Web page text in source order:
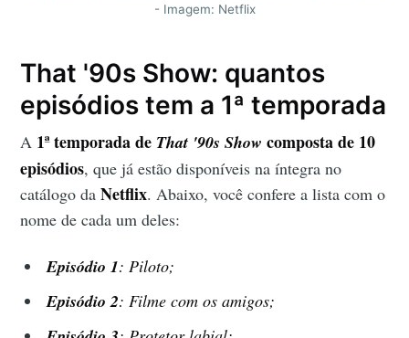
- Imagem: Netflix
That '90s Show: quantos
episódios tem a 1ª temporada
A 1ª temporada de That '90s Show composta de 10
episódios, que já estão disponíveis na íntegra no
catálogo daNetflix. Abaixo, você confere a lista com o
nome de cada um deles:
Episódio 1:Piloto;
Episódio 2: Filme com os amigos;